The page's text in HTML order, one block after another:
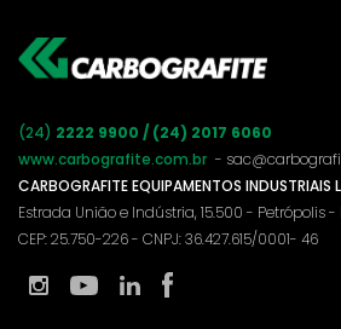
(24) 2222 9900 / (24) 2017 6060
www.carbografite.com.br -
CARBOGRAFITE EQUIPAMENTOS INDUSTRIAIS
Estrada União e Indústria, 15.500 - Petrópolis -
CEP: 25.750-226 - CNPJ: 36.427.615/0001- 46